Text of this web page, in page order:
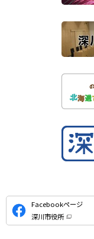
公
式
S
Facebookページ
深川市役所
（